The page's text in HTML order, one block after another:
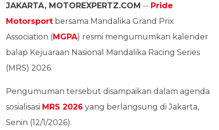
JAKARTA, MOTOREXPERTZ.COM -- Pride
Motorsport bersama Mandalika Grand Prix
Association (MGPA) resmi mengumumkan kalender
balap Kejuaraan Nasional Mandalika Racing Series
(MRS) 2026.
Pengumuman tersebut disampaikan dalam agenda
sosialisasi MRS 2026 yang berlangsung di Jakarta,
Senin (12/1/2026).